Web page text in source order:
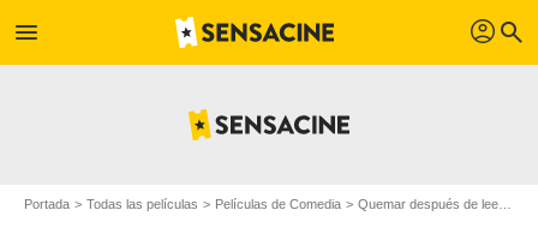
menu profil search
Portada Todas las películas Películas de Comedia Quemar después de leer